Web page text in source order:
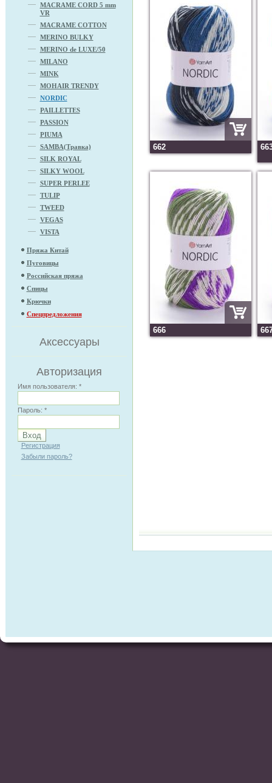
MACRAME CORD 5 mm
VR
MACRAME COTTON
MERINO BULKY
MERINO de LUXE/50
MILANO
MINK
MOHAIR TRENDY
NORDIC
PAILLETTES
PASSION
PIUMA
SAMBA(Травка)
SILK ROYAL
SILKY WOOL
SUPER PERLEE
TULIP
TWEED
VEGAS
VISTA
Пряжа Китай
Пуговицы
Российская пряжа
Спицы
Крючки
Спецпредложения
Аксессуары
Авторизация
Имя пользователя: *
Пароль: *
Регистрация
Забыли пароль?
662
666